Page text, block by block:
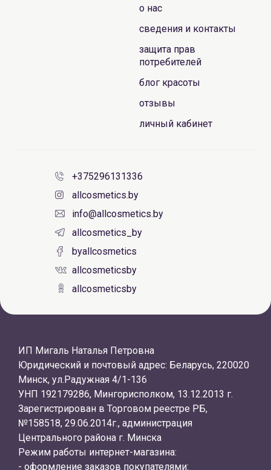
о нас
сведения и контакты
защита прав
потребителей
блог красоты
отзывы
личный кабинет
+375296131336
allcosmetics.by
info@allcosmetics.by
allcosmetics_by
byallcosmetics
allcosmeticsby
allcosmeticsby
ИП Мигаль Наталья Петровна
Юридический и почтовый адрес: Беларусь, 220020
Минск, ул.Радужная 4/1-136
УНП 192179286, Мингорисполком, 13.12.2013 г.
Зарегистрирован в Торговом реестре РБ,
№158518, 29.06.2014г., администрация
Центрального района г. Минска
Режим работы интернет-магазина:
- оформление заказов покупателями: